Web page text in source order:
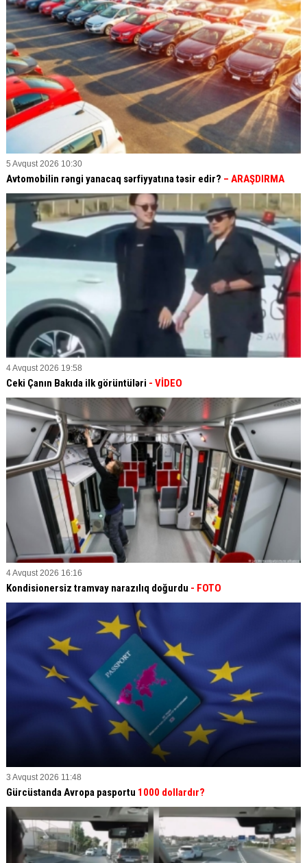
5 Avqust 2026 10:30
Avtomobilin rəngi yanacaq sərfiyyatına təsir edir? – ARAŞDIRMA
4 Avqust 2026 19:58
Ceki Çanın Bakıda ilk görüntüləri - VİDEO
4 Avqust 2026 16:16
Kondisionersiz tramvay narazılıq doğurdu - FOTO
3 Avqust 2026 11:48
Gürcüstanda Avropa pasportu 1000 dollardır?